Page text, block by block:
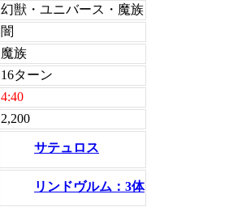
幻獣・ユニバース・魔族
闇
魔族
16ターン
4:40
2,200
サテュロス
リンドヴルム：3体